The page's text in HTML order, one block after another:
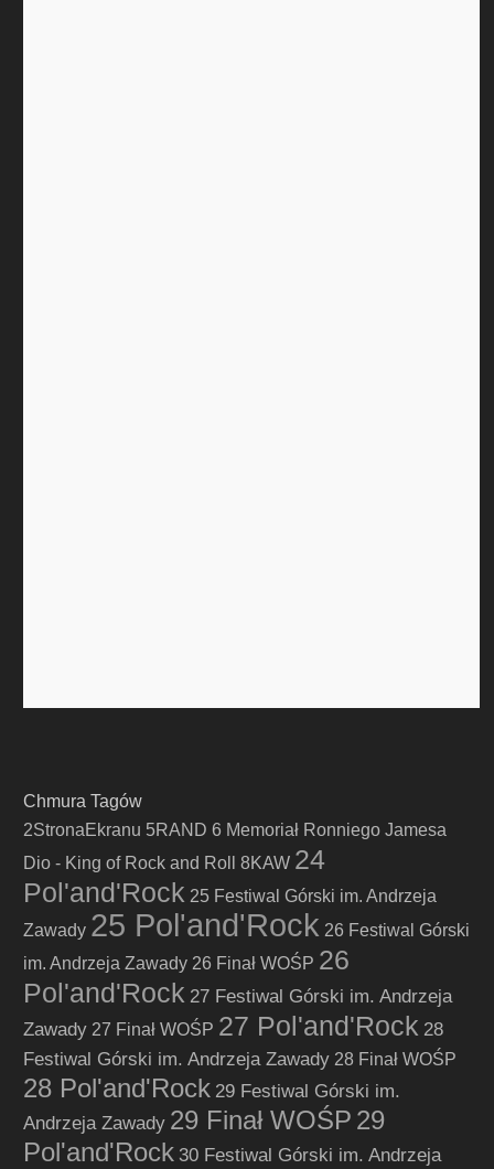
Chmura Tagów
2StronaEkranu 5RAND 6 Memoriał Ronniego Jamesa
Dio - King of Rock and Roll
8KAW 24
Pol'and'Rock 25 Festiwal Górski im. Andrzeja
Zawady 25 Pol'and'Rock 26 Festiwal Górski
im. Andrzeja Zawady 26 Finał WOŚP 26
Pol'and'Rock 27 Festiwal Górski im. Andrzeja
Zawady 27 Finał WOŚP 27 Pol'and'Rock 28
Festiwal Górski im. Andrzeja Zawady 28 Finał WOŚP
28 Pol'and'Rock 29 Festiwal Górski im.
Andrzeja Zawady 29 Finał WOŚP 29
Pol'and'Rock 30 Festiwal Górski im. Andrzeja